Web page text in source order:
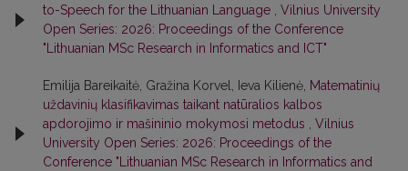
to-Speech for the Lithuanian Language
Vilnius University
Open Series: 2026: Proceedings of the Conference
"Lithuanian MSc Research in Informatics and ICT"
Emilija Bareikaitė, Gražina Korvel, Ieva Kilienė, Matematinių
uždavinių klasifikavimas taikant natūralios kalbos
apdorojimo ir mašininio mokymosi metodus
Vilnius
University Open Series: 2026: Proceedings of the
Conference "Lithuanian MSc Research in Informatics and